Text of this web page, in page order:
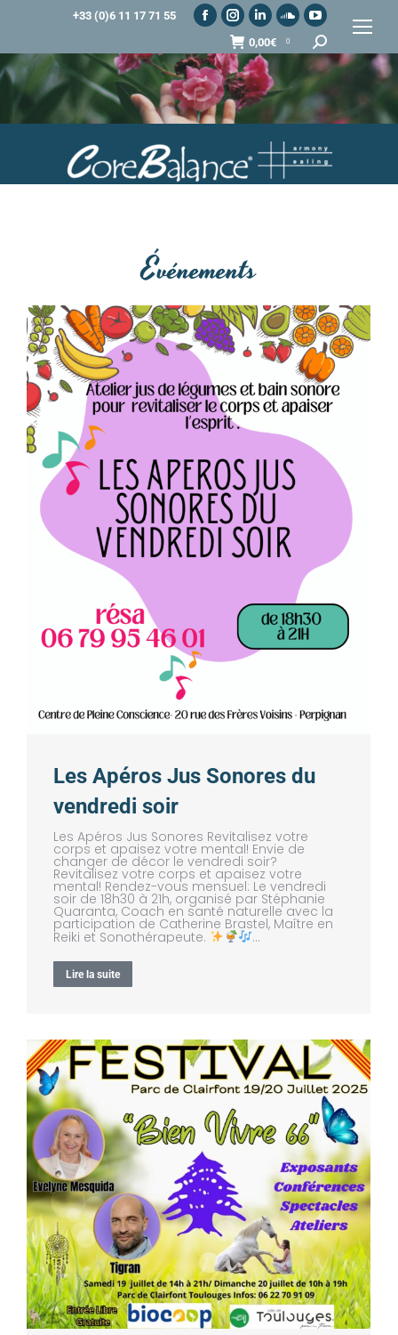
+33 (0)6 11 17 71 55
0,00€ 0
Événements
Les Apéros Jus Sonores du
vendredi soir
Les Apéros Jus Sonores Revitalisez votre
corps et apaisez votre mental! Envie de
changer de décor le vendredi soir?
Revitalisez votre corps et apaisez votre
mental! Rendez-vous mensuel: Le vendredi
soir de 18h30 à 21h, organisé par Stéphanie
Quaranta, Coach en santé naturelle avec la
participation de Catherine Brastel, Maître en
Reiki et Sonothérapeute. …
Lire la suite